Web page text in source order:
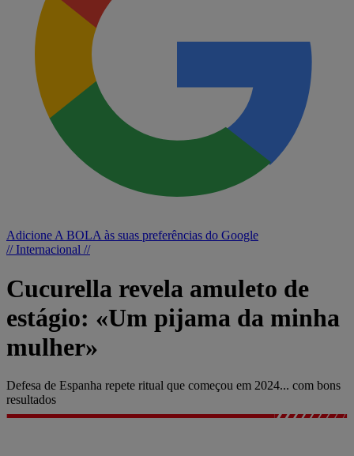
Adicione A BOLA às suas preferências do Google
// Internacional //
Cucurella revela amuleto de
estágio: «Um pijama da minha
mulher»
Defesa de Espanha repete ritual que começou em 2024... com bons
resultados